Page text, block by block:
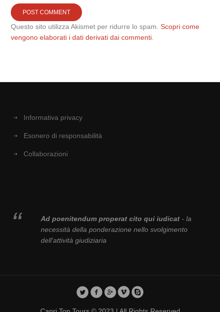
Questo sito utilizza Akismet per ridurre lo spam.Scopri come
vengono elaborati i dati derivati dai commenti
Informativa privacy
Esonero di responsabilità
Collaborazioni
Ad poenitendum properat cito qui iudicat- la
necessità della ponderazione nello svolgimento
dell'attività giudiziaria